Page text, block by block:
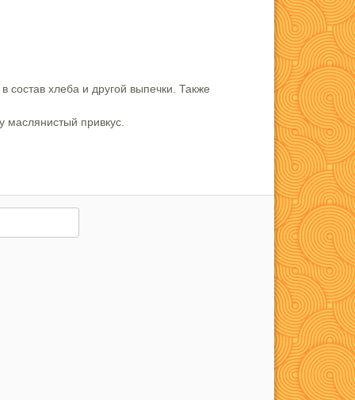
состав хлеба и другой выпечки. Также
привкус.